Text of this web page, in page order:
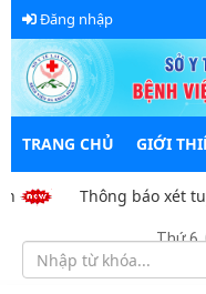
Đăng nhập
TRANG CHỦ GIỚI
Thông báo xét
Thứ 6,